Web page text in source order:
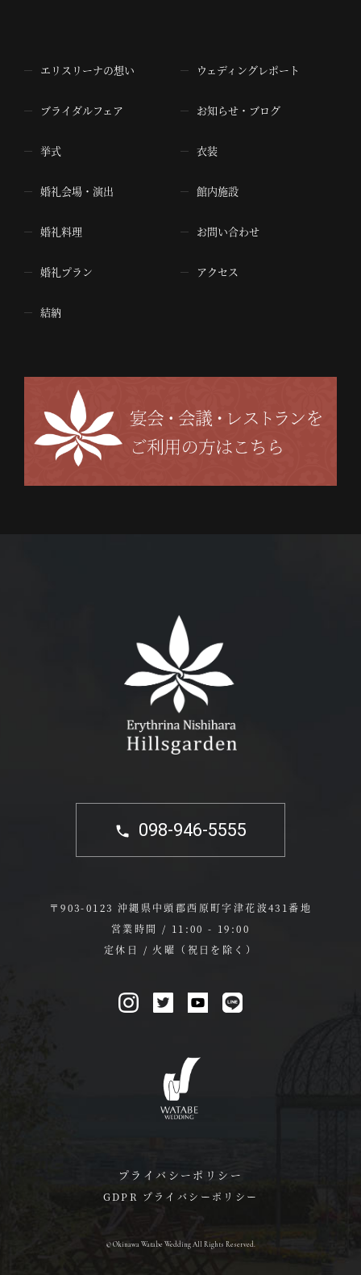
エリスリーナの想い
ブライダルフェア
挙式
婚礼会場・演出
婚礼料理
婚礼プラン
結納
ウェディングレポート
お知らせ・ブログ
衣装
館内施設
お問い合わせ
アクセス
098-946-5555
〒903-0123 沖縄県中頭郡西原町字津花波431番地
営業時間 / 11:00 - 19:00
定休日 / 火曜（祝日を除く）
プライバシーポリシー
GDPR プライバシーポリシー
© Okinawa Watabe Wedding All Rights Reserved.